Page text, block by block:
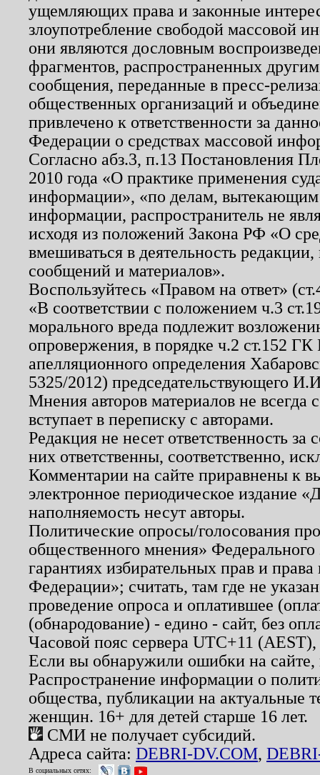
ущемляющих права и законные
злоупотребление свободой массовой
они являются дословным
фрагментов, распространенных
сообщения, переданные в пресс-
общественных организаций и
привлечено к ответственности за
Федерации о средствах массовой
Согласно абз.3, п.13 Постановления
2010 года «О практике применения
информации», «по делам, вытекающим
информации, распространитель не
исходя из положений Закона РФ «О
вмешиваться в деятельность
сообщений и материалов».
Воспользуйтесь «Правом на ответ»
«В соответствии с положением ч.3
морального вреда подлежит
опровержения, в порядке ч.2 ст.152
апелляционного определения
5325/2012) председательствующего
Мнения авторов материалов не
вступает в переписку с авторами.
Редакция не несет ответственность
них ответственны, соответственно,
Комментарии на сайте приравнены к
электронное периодическое издание
наполняемость несут авторы.
Политические опросы/голосования
общественного мнения»
гарантиях избирательных прав и
Федерации»; считать, там где не
проведение опроса и оплатившее
(обнародование) - едино - сайт, без
Часовой пояс сервера UTC+11
Если вы обнаружили ошибки на
Распространение информации о
общества, публикации на актуальные
женщин. 16+ для детей старше 16 лет.
СМИ не получает субсидий.
Адреса сайта: DEBRI-DV.COM,
В социальных сетях: